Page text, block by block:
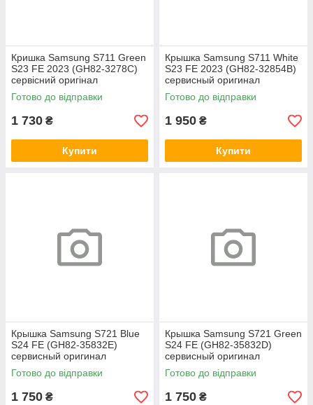
Кришка Samsung S711 Green
S23 FE 2023 (GH82-3278C)
сервісний оригінал
Готово до відправки
1 730 ₴
Купити
Крышка Samsung S711 White
S23 FE 2023 (GH82-32854B)
сервисный оригинал
Готово до відправки
1 950 ₴
Купити
Крышка Samsung S721 Blue
S24 FE (GH82-35832E)
сервисный оригинал
Готово до відправки
1 750 ₴
Крышка Samsung S721 Green
S24 FE (GH82-35832D)
сервисный оригинал
Готово до відправки
1 750 ₴